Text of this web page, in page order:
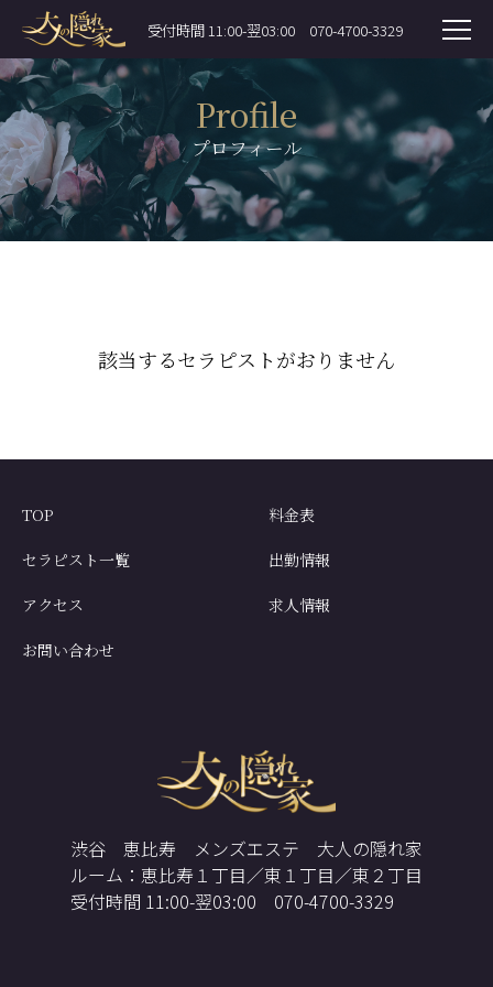
受付時間 11:00-翌03:00 070-4700-3329
Profile
プロフィール
該当するセラピストがおりません
TOP 料金表
セラピスト一覧 出勤情報
アクセス 求人情報
お問い合わせ
渋谷 恵比寿 メンズエステ 大人の隠れ家
ルーム：恵比寿１丁目／東１丁目／東２丁目
受付時間 11:00-翌03:00 070-4700-3329